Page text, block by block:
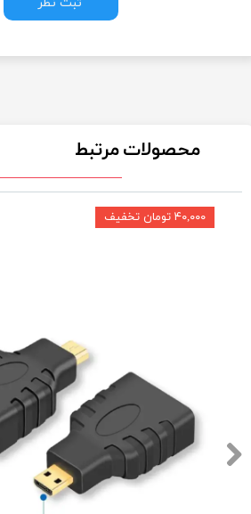
محصولات مرتبط
۴۰,۰۰۰ تومان تخفیف